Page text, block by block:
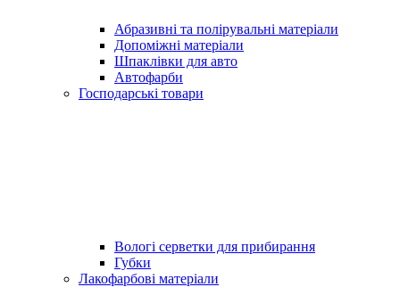
Абразивні та полірувальні матеріали
Допоміжні матеріали
Шпаклівки для авто
Автофарби
Господарські товари
Вологі серветки для прибирання
Губки
Лакофарбові матеріали